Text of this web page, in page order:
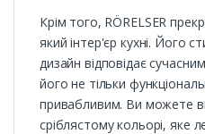
Крім того, RÖRELSER
який інтер'єр кухні. Його
дизайн відповідає
його не тільки
привабливим. Ви можете
сріблястому кольорі, яке